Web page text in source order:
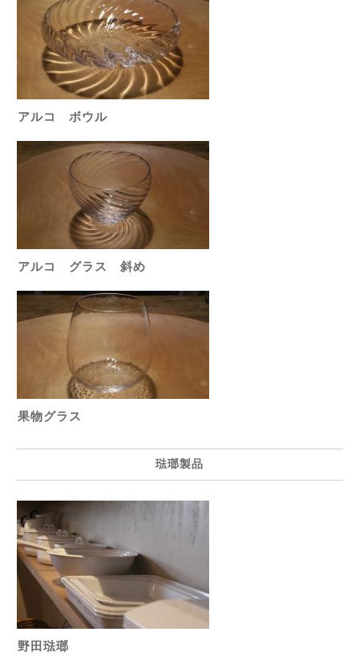
アルコ ボウル
アルコ グラス 斜め
果物グラス
琺瑯製品
野田琺瑯